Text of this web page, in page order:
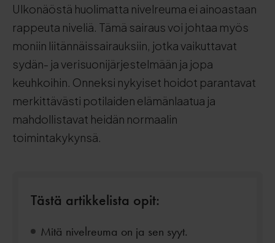
Ulkonäöstä huolimatta nivelreuma ei ainoastaan
rappeuta niveliä. Tämä sairaus voi johtaa myös
moniin liitännäissairauksiin, jotka vaikuttavat
sydän- ja verisuonijärjestelmään ja jopa
keuhkoihin. Onneksi nykyiset hoidot parantavat
merkittävästi potilaiden elämänlaatua ja
mahdollistavat heidän normaalin
toimintakykynsä.
Tästä artikkelista opit:
Mitä nivelreuma on ja sen syyt.